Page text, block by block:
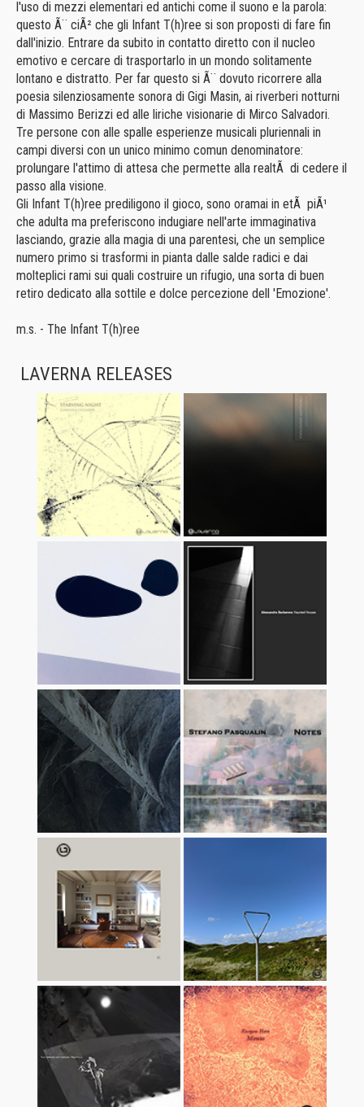
l'uso di mezzi elementari ed antichi come il suono e la parola:
questo Ã¨ ciÃ² che gli Infant T(h)ree si son proposti di fare fin
dall'inizio. Entrare da subito in contatto diretto con il nucleo
emotivo e cercare di trasportarlo in un mondo solitamente
lontano e distratto. Per far questo si Ã¨ dovuto ricorrere alla
poesia silenziosamente sonora di Gigi Masin, ai riverberi notturni
di Massimo Berizzi ed alle liriche visionarie di Mirco Salvadori.
Tre persone con alle spalle esperienze musicali pluriennali in
campi diversi con un unico minimo comun denominatore:
prolungare l'attimo di attesa che permette alla realtÃ di cedere il
passo alla visione.
Gli Infant T(h)ree prediligono il gioco, sono oramai in etÃ piÃ¹
che adulta ma preferiscono indugiare nell'arte immaginativa
lasciando, grazie alla magia di una parentesi, che un semplice
numero primo si trasformi in pianta dalle salde radici e dai
molteplici rami sui quali costruire un rifugio, una sorta di buen
retiro dedicato alla sottile e dolce percezione dell 'Emozione'.
m.s. - The Infant T(h)ree
LAVERNA RELEASES